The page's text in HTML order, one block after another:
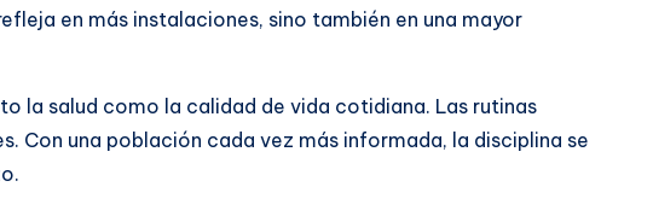
en más instalaciones, sino también en una mayor
la salud como la calidad de vida cotidiana. Las rutinas
Con una población cada vez más informada, la disciplina se